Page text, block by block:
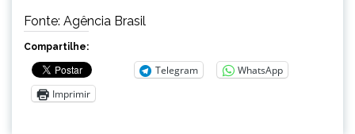
Fonte: Agência Brasil
Compartilhe:
Telegram
WhatsApp
Imprimir